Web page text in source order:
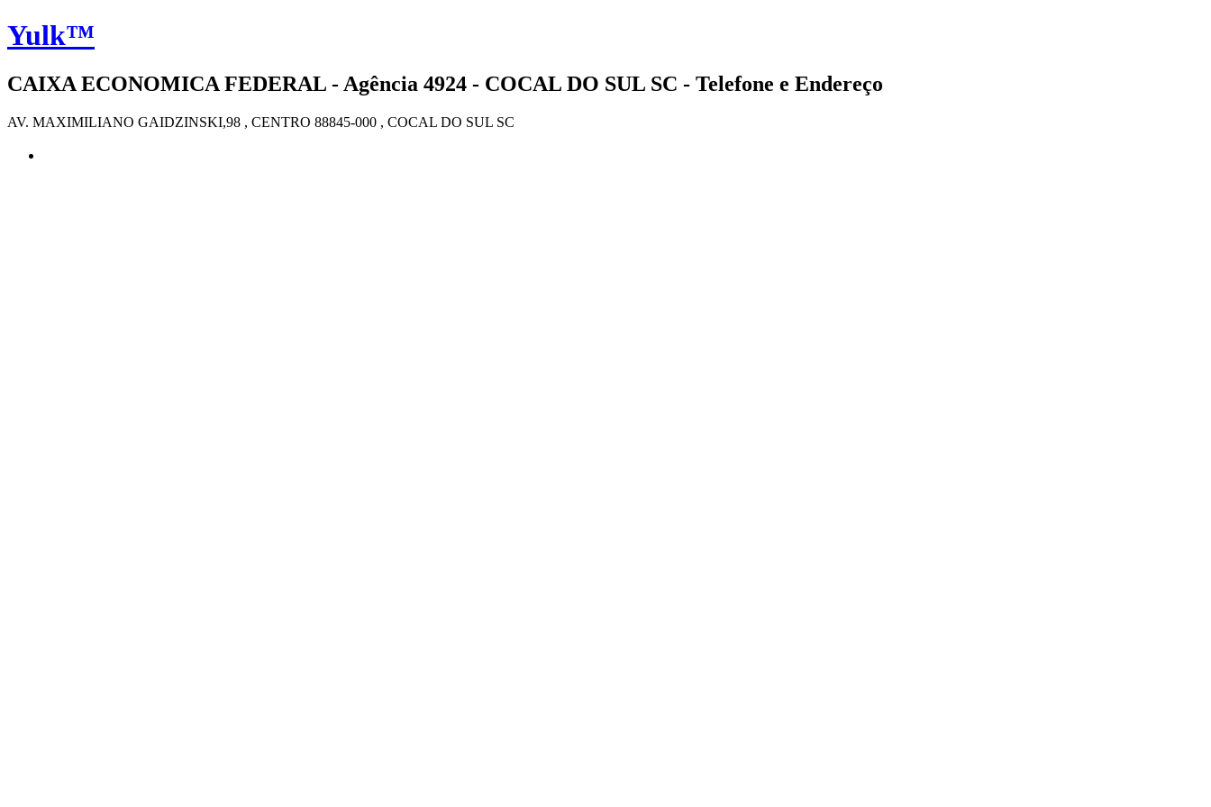
Yulk™
CAIXA ECONOMICA FEDERAL - Agência 4924 - COCAL DO SUL SC - Telefone e Endereço
AV. MAXIMILIANO GAIDZINSKI,98 , CENTRO 88845-000 , COCAL DO SUL SC